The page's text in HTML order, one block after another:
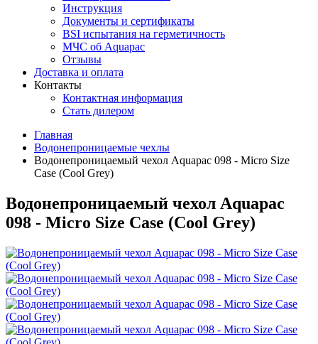
Инструкция
Документы и сертификаты
BSI испытания на герметичность
МЧС об Aquapac
Отзывы
Доставка и оплата
Контакты
Контактная информация
Стать дилером
Главная
Водонепроницаемые чехлы
Водонепроницаемый чехол Aquapac 098 - Micro Size
Case (Cool Grey)
Водонепроницаемый чехол Aquapac
098 - Micro Size Case (Cool Grey)